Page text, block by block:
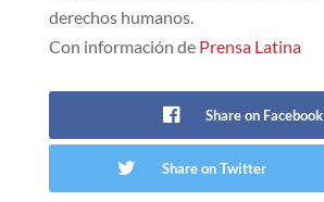
derechos humanos.
Con información de Prensa Latina
Share on Facebook
Share on Twitter